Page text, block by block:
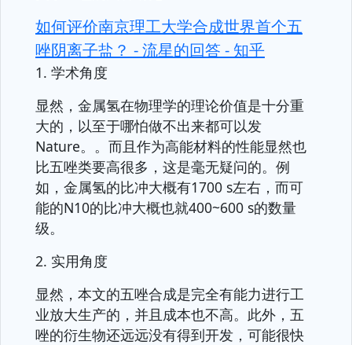
如何评价南京理工大学合成世界首个五
唑阴离子盐？ - 流星的回答 - 知乎
1. 学术角度
显然，金属氢在物理学的理论价值是十分重
大的，以至于哪怕做不出来都可以发
Nature。。而且作为高能材料的性能显然也
比五唑类要高很多，这是毫无疑问的。例
如，金属氢的比冲大概有1700 s左右，而可
能的N10的比冲大概也就400~600 s的数量
级。
2. 实用角度
显然，本文的五唑合成是完全有能力进行工
业放大生产的，并且成本也不高。此外，五
唑的衍生物还远远没有得到开发，可能很快